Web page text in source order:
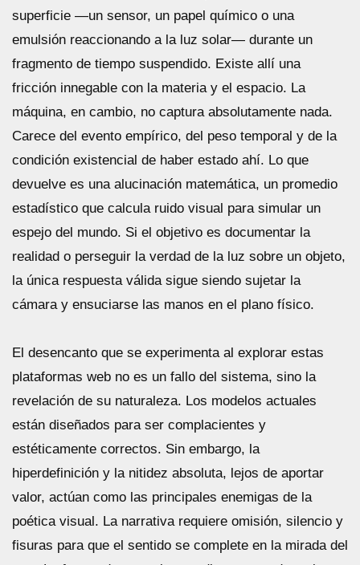
superficie —un sensor, un papel químico o una
emulsión reaccionando a la luz solar— durante un
fragmento de tiempo suspendido. Existe allí una
fricción innegable con la materia y el espacio. La
máquina, en cambio, no captura absolutamente nada.
Carece del evento empírico, del peso temporal y de la
condición existencial de haber estado ahí. Lo que
devuelve es una alucinación matemática, un promedio
estadístico que calcula ruido visual para simular un
espejo del mundo. Si el objetivo es documentar la
realidad o perseguir la verdad de la luz sobre un objeto,
la única respuesta válida sigue siendo sujetar la
cámara y ensuciarse las manos en el plano físico.
El desencanto que se experimenta al explorar estas
plataformas web no es un fallo del sistema, sino la
revelación de su naturaleza. Los modelos actuales
están diseñados para ser complacientes y
estéticamente correctos. Sin embargo, la
hiperdefinición y la nitidez absoluta, lejos de aportar
valor, actúan como las principales enemigas de la
poética visual. La narrativa requiere omisión, silencio y
fisuras para que el sentido se complete en la mirada del